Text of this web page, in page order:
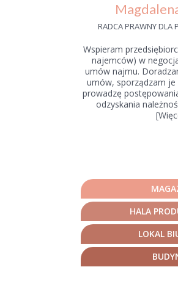
RADCA PRAWNY DLA
Wspieram
najemców) w
umów najmu.
umów, sporządzam je
prowadzę
odzyskania
[
HALA
LOKAL